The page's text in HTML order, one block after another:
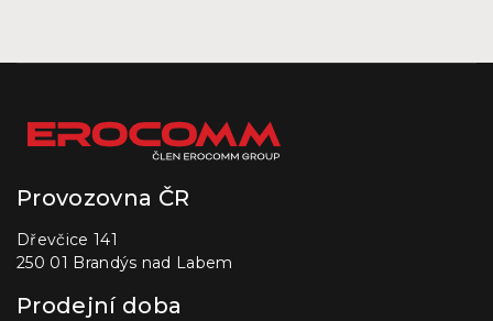
Provozovna ČR
Dřevčice 141
250 01 Brandýs nad Labem
Prodejní doba